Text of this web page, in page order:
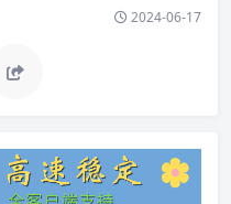
2024-06-17